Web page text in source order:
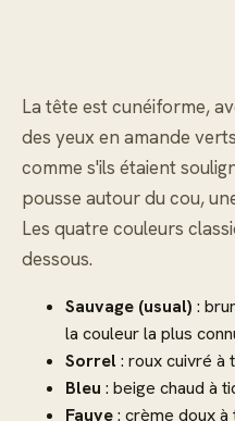
La tête est cunéiforme,
des yeux en amande
comme s'ils étaient
pousse autour du cou,
Les quatre couleurs
dessous.
Sauvage (usual) :
la couleur la plus
Sorrel: roux cuivré à
Bleu : beige chaud à
Fauve: crème doux